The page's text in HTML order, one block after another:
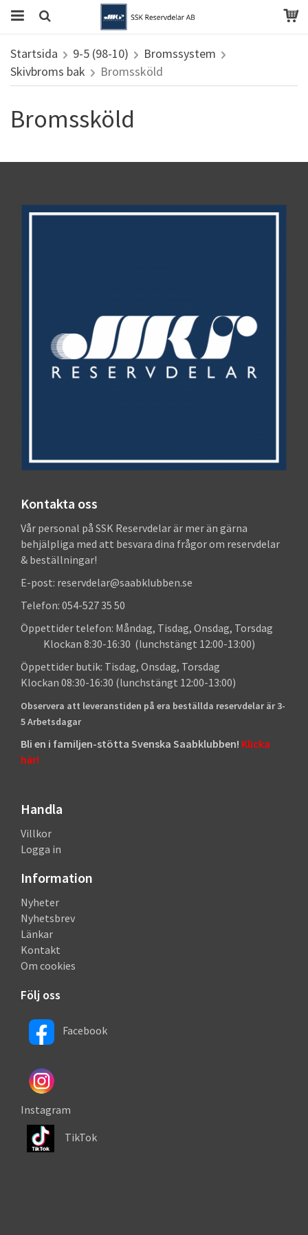
Startsida 9-5 (98-10)
Bromssystem
Skivbroms bak
Bromssköld
Bromssköld
Kontakta oss
Vår personal på SSK Reservdelar är mer än gärna
behjälpliga med att besvara dina frågor om reservdelar
& beställningar!
E-post: reservdelar@saabklubben.se
Telefon: 054-527 35 50
Öppettider telefon: Måndag, Tisdag, Onsdag, Torsdag
Klockan 8:30-16:30 (lunchstängt 12:00-13:00)
Öppettider butik: Tisdag, Onsdag, Torsdag
Klockan 08:30-16:30 (lunchstängt 12:00-13:00)
Observera att leveranstiden på era beställda reservdelar är 3-
5 Arbetsdagar
Bli en i familjen-stötta Svenska Saabklubben! Klicka
här!
Handla
Villkor
Logga in
Information
Nyheter
Nyhetsbrev
Länkar
Kontakt
Om cookies
Följ oss
Facebook
Instagram
TikTok